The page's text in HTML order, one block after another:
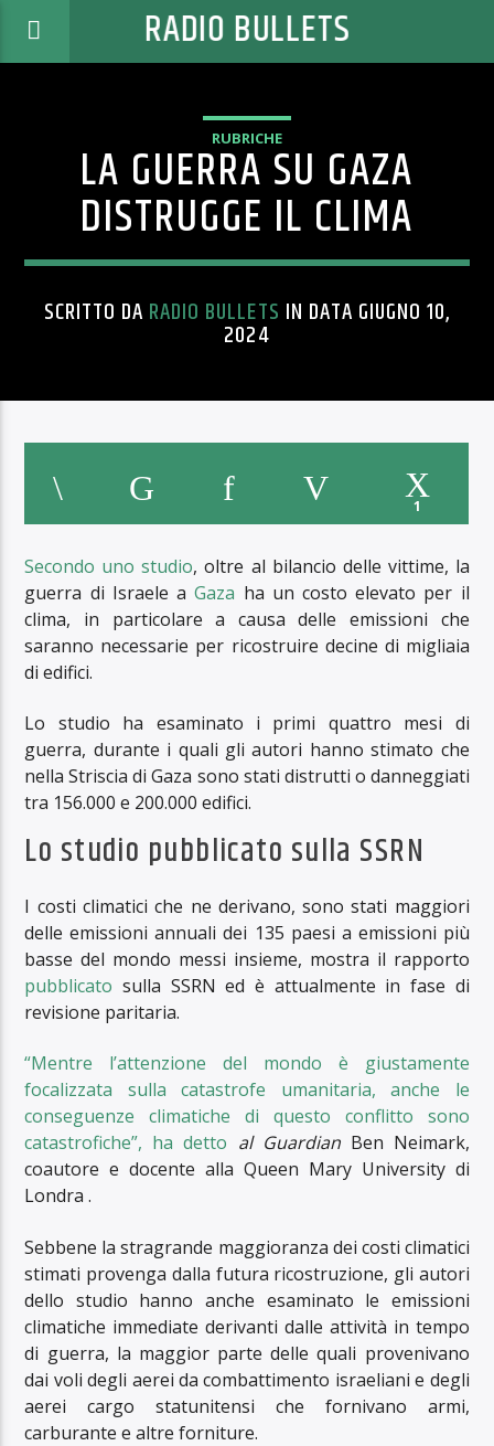
RADIO BULLETS
RUBRICHE
LA GUERRA SU GAZA
DISTRUGGE IL CLIMA
SCRITTO DA RADIO BULLETS IN DATA GIUGNO 10,
2024
1
Secondo uno studio, oltre al bilancio delle vittime, la
guerra di Israele aGaza ha un costo elevato per il
clima, in particolare a causa delle emissioni che
saranno necessarie per ricostruire decine di migliaia
di edifici.
Lo studio ha esaminato i primi quattro mesi di
guerra, durante i quali gli autori hanno stimato che
nella Striscia di Gaza sono stati distrutti o danneggiati
tra 156.000 e 200.000 edifici.
Lo studio pubblicato sulla SSRN
I costi climatici che ne derivano, sono stati maggiori
delle emissioni annuali dei 135 paesi a emissioni più
basse del mondo messi insieme, mostra il rapporto
pubblicato sulla SSRN ed è attualmente in fase di
revisione paritaria.
“Mentre l’attenzione del mondo è giustamente
focalizzata sulla catastrofe umanitaria, anche le
conseguenze climatiche di questo conflitto sono
catastrofiche”, ha detto al GuardianBen Neimark,
coautore e docente alla Queen Mary University di
Londra .
Sebbene la stragrande maggioranza dei costi climatici
stimati provenga dalla futura ricostruzione, gli autori
dello studio hanno anche esaminato le emissioni
climatiche immediate derivanti dalle attività in tempo
di guerra, la maggior parte delle quali provenivano
dai voli degli aerei da combattimento israeliani e degli
aerei cargo statunitensi che fornivano armi,
carburante e altre forniture.